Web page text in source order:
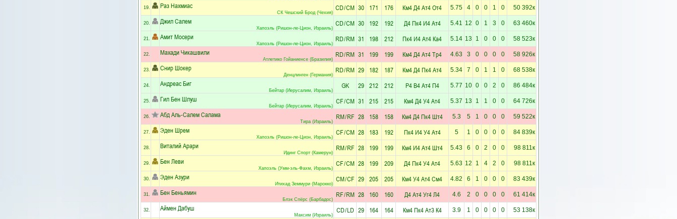
19. Раз Нахмиас
СК Чешский Брод (Чехия)
CD/CM 30 171 176 Км4Д4Ат4От4 5.75 4 0 0 1 0 50 392к
20. Джил Салем
Хапоэль (Ришон-ле-Цион, Израиль)
CD/CM 30 192 192 Д4Пк4И4Ат4 5.41 12 0 1 3 0 63 460к
21. Амит Мосери
Хапоэль (Ришон-ле-Цион, Израиль)
RD/RM 31 198 212 Пк4И4Ат4Ка4 5.14 13 1 0 0 0 58 523к
22. Махади Чикашвили
Атлетико Гойаниенсе (Бразилия)
RD/RM 31 199 199 Км4Д4Ат4Тр4 4.63 3 0 0 0 0 58 926к
23. Снир Шокер
Денцлинген (Германия)
RD/RM 29 182 187 Км4Д4Пк4Ат4 5.34 7 0 1 1 0 68 538к
24. Андреас Биг
Бейтар (Иерусалим, Израиль)
GK 29 212 212 Р4В4Ат4П4 5.77 10 0 0 2 0 86 484к
25. Гил Бен Шлуш
Бейтар (Иерусалим, Израиль)
CF/CM 31 215 215 Км4Д4У4Ат4 5.37 13 1 1 0 0 64 726к
26. Абд Аль-Салем Салама
Тира (Израиль)
RM/RF 28 158 158 Км4Д4Пк4Шт4 5.3 5 1 0 0 0 59 522к
27. Эден Шрем
Хапоэль (Ришон-ле-Цион, Израиль)
CF/CM 28 183 192 Пк4И4У4Ат4 5 1 0 0 0 0 84 839к
28. Виталий Арари
Идинг Спорт (Камерун)
RM/RF 28 199 199 Км4И4Ат4Шт4 5.43 6 0 2 0 0 98 811к
29. Бен Леви
Хапоэль (Умм-эль-Фахм, Израиль)
CF/CM 28 199 209 Д4Пк4У4Ат4 5.63 12 1 4 2 0 98 811к
30. Эден Азури
Итихад Земмури (Марокко)
CM/CF 29 205 205 Км4У4Ат4См4 4.82 6 1 0 0 0 83 439к
31. Бен Беньямин
Блэк Спёрс (Барбадос)
RF/RM 28 160 160 Д4Ат4Уг4Л4 4.6 2 0 0 0 0 61 414к
32. Аймен Дабуш
Максим (Израиль)
CD/LD 29 164 164 Км4Пк4Ат3К4 3.9 1 0 0 0 0 53 138к